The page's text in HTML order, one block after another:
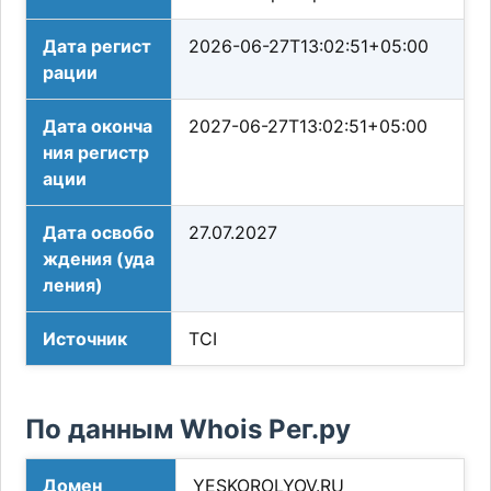
Дата регист
рации
2026-06-27T13:02:51+05:00
Дата оконча
ния регистр
ации
2027-06-27T13:02:51+05:00
Дата освобо
ждения (уда
ления)
27.07.2027
Источник TCI
По данным Whois Рег.ру
Домен YESKOROLYOV.RU